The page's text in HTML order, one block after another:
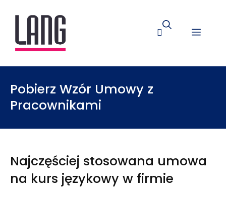
Pobierz Wzór Umowy z
Pracownikami
Najczęściej stosowana umowa
na kurs językowy w firmie